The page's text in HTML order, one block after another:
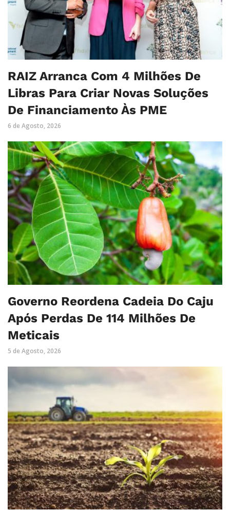
RAIZ Arranca Com 4 Milhões De
Libras Para Criar Novas Soluções
De Financiamento Às PME
6 de Agosto, 2026
Governo Reordena Cadeia Do Caju
Após Perdas De 114 Milhões De
Meticais
5 de Agosto, 2026